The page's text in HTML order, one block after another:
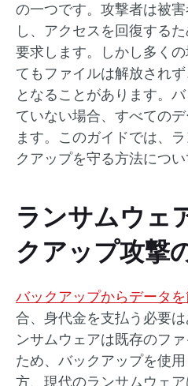
の一つです。攻撃者は被
し、アクセスを回復する
要求します。しかし多く
てもファイルは解放され
となることがあります。
ていない場合、すべての
ます。このガイドでは、
クアップを守る方法につい
ランサムウェ
クアップ攻撃
バックアップからデータ
合、身代金を支払う必要
ンサムウェアは既存のフ
ため、バックアップを使
方、現代のランサムウェ